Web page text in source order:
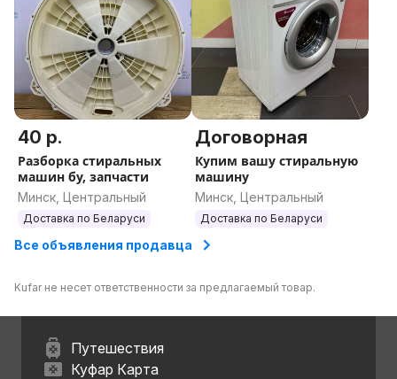
40 р.
Разборка стиральных
машин бу, запчасти
Минск, Центральный
Доставка по Беларуси
Договорная
Купим вашу стиральную
машину
Минск, Центральный
Доставка по Беларуси
Все объявления продавца
Kufar не несет ответственности за предлагаемый товар.
Путешествия
Куфар Карта